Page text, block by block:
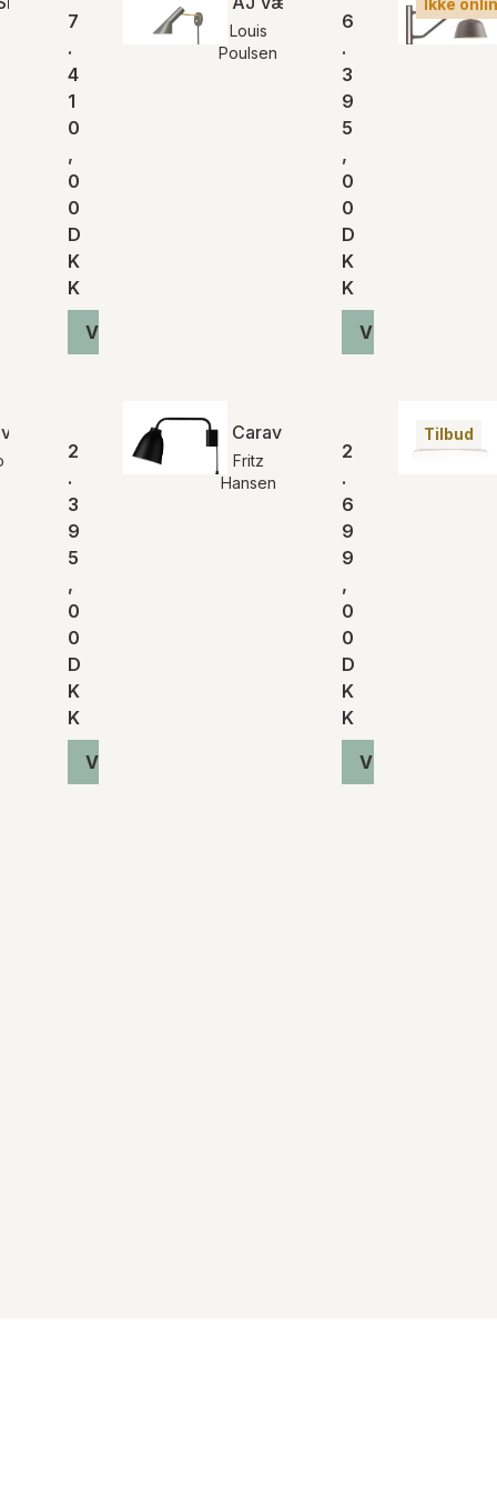
7
.
4
1
0
,
0
0
D
K
K
Vis produkt
Louis
Poulsen
6
.
3
9
5
,
0
0
D
K
K
Vis produkt
Ikke
AJ9 væglampe
2
.
3
9
5
,
0
0
D
K
K
Vis produkt
Caravaggio™ Read | Fritz Hansen
Fritz
Hansen
2
.
6
9
9
,
0
0
D
K
K
Vis produkt
Tilbud